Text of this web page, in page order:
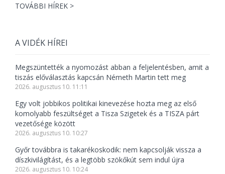
TOVÁBBI HÍREK >
A VIDÉK HÍREI
Megszüntették a nyomozást abban a feljelentésben, amit a
tiszás előválasztás kapcsán Németh Martin tett meg
2026. augusztus 10. 11:11
Egy volt jobbikos politikai kinevezése hozta meg az első
komolyabb feszültséget a Tisza Szigetek és a TISZA párt
vezetősége között
2026. augusztus 10. 10:27
Győr továbbra is takarékoskodik: nem kapcsolják vissza a
díszkivilágítást, és a legtöbb szökőkút sem indul újra
2026. augusztus 10. 10:24